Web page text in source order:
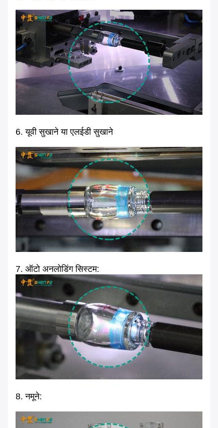
6. यूवी सुखाने या एलईडी सुखाने
7. ऑटो अनलोडिंग सिस्टम:
8. नमूने: